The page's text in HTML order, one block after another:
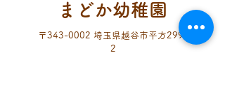
まどか幼稚園
〒343-0002 埼玉県越谷市平方299-
2